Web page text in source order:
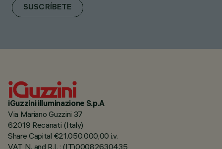
SUSCRÍBETE
iGuzzini illuminazione S.p.A
Via Mariano Guzzini 37
62019 Recanati (Italy)
Share Capital €21.050.000,00 i.v.
VAT N. and R.I. : (IT)00082630435